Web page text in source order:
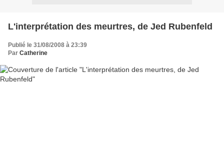
L'interprétation des meurtres, de Jed Rubenfeld
Publié le 31/08/2008 à 23:39
Par Catherine